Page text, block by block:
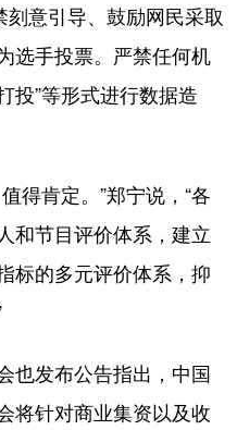
刻意引导、鼓励网民采取
选手投票。严禁任何机
投”等形式进行数据造
肯定。”郑宁说，“各
和节目评价体系，建立
标的多元评价体系，抑
发布公告指出，中国
将针对商业集资以及收